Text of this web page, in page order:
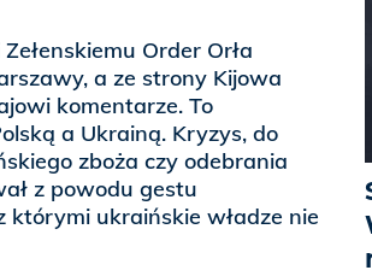
Order Orła
a ze strony Kijowa
komentarze. To
a Ukrainą. Kryzys, do
zboża czy odebrania
z powodu gestu
którymi ukraińskie władze nie